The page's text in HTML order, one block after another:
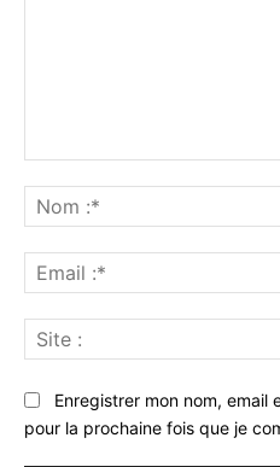
Enregistrer mon nom,
pour la prochaine fois que je